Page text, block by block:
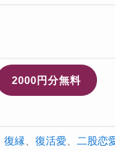
2000円分無料
復縁 復活愛 二股恋